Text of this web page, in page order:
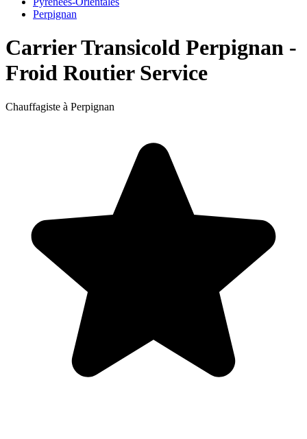
Perpignan
Carrier Transicold Perpignan -
Froid Routier Service
Chauffagiste à Perpignan